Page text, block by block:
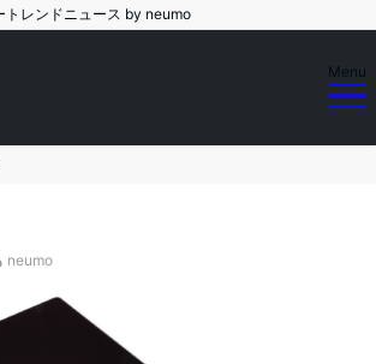
トレンドニュース by neumo
Menu
neumo